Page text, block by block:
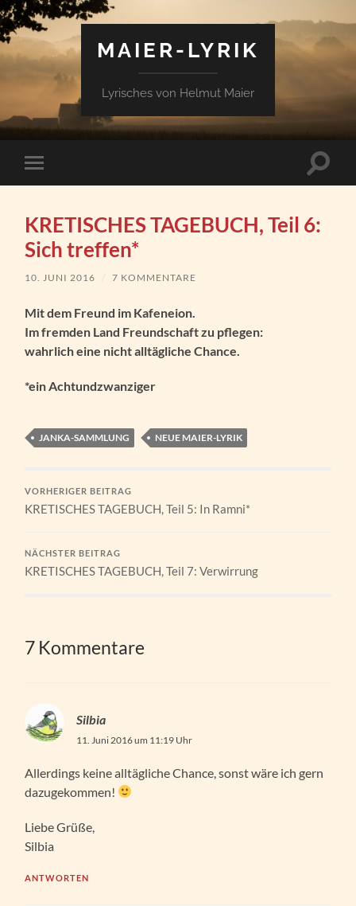
MAIER-LYRIK
Lyrisches von Helmut Maier
Mobile-
Menü
KRETISCHES TAGEBUCH, Teil 6:
Sich treffen*
10. JUNI 2016 / 7 KOMMENTARE
Mit dem Freund im Kafeneion.
Im fremden Land Freundschaft zu pflegen:
wahrlich eine nicht alltägliche Chance.
*ein Achtundzwanziger
JANKA-SAMMLUNG NEUE MAIER-LYRIK
VORHERIGER BEITRAG
KRETISCHES TAGEBUCH, Teil 5: In Ramni*
NÄCHSTER BEITRAG
KRETISCHES TAGEBUCH, Teil 7: Verwirrung
7 Kommentare
Silbia
11. Juni 2016 um 11:19 Uhr
Allerdings keine alltägliche Chance, sonst wäre ich gern
dazugekommen!
Liebe Grüße,
Silbia
ANTWORTEN